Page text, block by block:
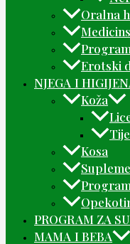
Oralna
Erotski
NJEGA I
Koža
Kosa
PROGRAM ZA
MAMA I BEBA